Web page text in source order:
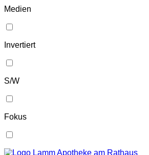
Medien
Invertiert
S/W
Fokus